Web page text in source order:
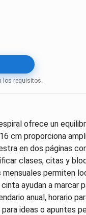
los requisitos.
ofrece un
cm proporciona
en dos páginas
clases, citas y
permiten
ayudan a marcar
anual, horario
ideas o apuntes